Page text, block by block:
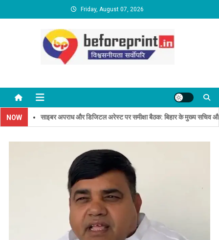
to
Friday, August 07, 2026
NOW साइबर अपराध और डिजिटल अरेस्ट पर समीक्षा बैठक: बिहार के मुख्य सचिव और